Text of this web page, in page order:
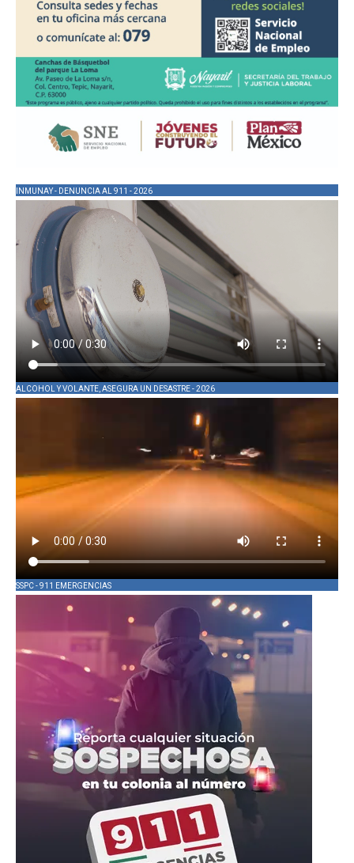
INMUNAY - DENUNCIA AL 911 - 2026
ALCOHOL Y VOLANTE, ASEGURA UN DESASTRE - 2026
SSPC - 911 EMERGENCIAS